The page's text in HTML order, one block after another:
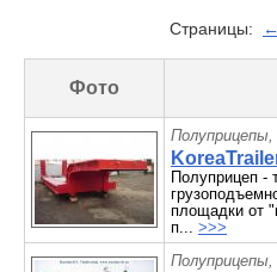
Страницы:
Фото
Полуприцеп -
площадки от
п... >>>